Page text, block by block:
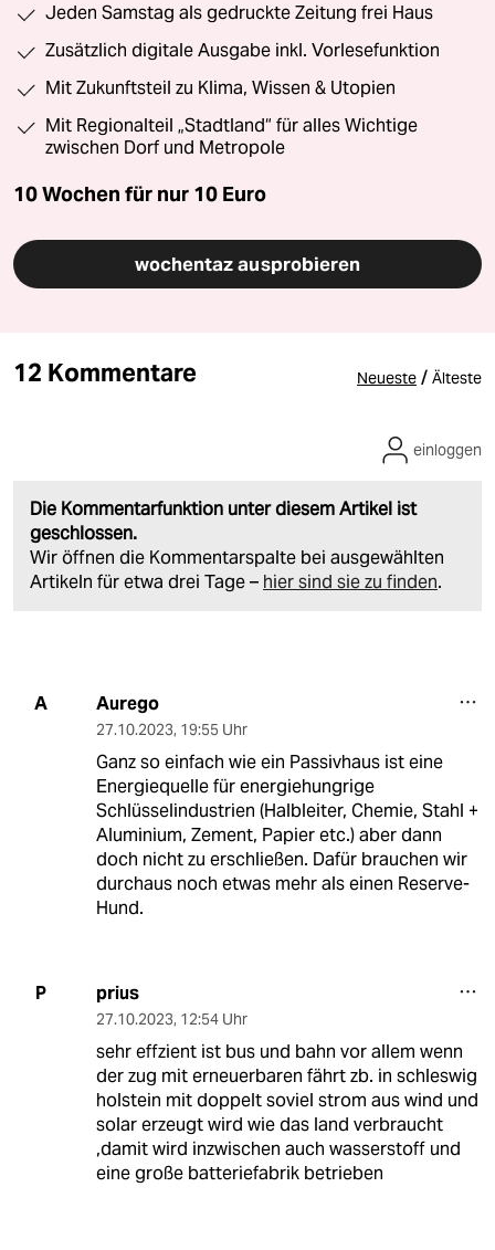
Jeden Samstag als gedruckte Zeitung frei Haus
Zusätzlich digitale Ausgabe inkl. Vorlesefunktion
Mit Zukunftsteil zu Klima, Wissen & Utopien
Mit Regionalteil „Stadtland“ für alles Wichtige
zwischen Dorf und Metropole
10 Wochen für nur 10 Euro
wochentaz ausprobieren
12 Kommentare Neueste / Älteste
Die Kommentarfunktion unter diesem Artikel ist
geschlossen.
Wir öffnen die Kommentarspalte bei ausgewählten
Artikeln für etwa drei Tage – hier sind sie zu finden.
einloggen
A Aurego
27.10.2023, 19:55 Uhr
Ganz so einfach wie ein Passivhaus ist eine
Energiequelle für energiehungrige
Schlüsselindustrien (Halbleiter, Chemie, Stahl +
Aluminium, Zement, Papier etc.) aber dann
doch nicht zu erschließen. Dafür brauchen wir
durchaus noch etwas mehr als einen Reserve-
Hund.
P prius
27.10.2023, 12:54 Uhr
sehr effzient ist bus und bahn vor allem wenn
der zug mit erneuerbaren fährt zb. in schleswig
holstein mit doppelt soviel strom aus wind und
solar erzeugt wird wie das land verbraucht
,damit wird inzwischen auch wasserstoff und
eine große batteriefabrik betrieben